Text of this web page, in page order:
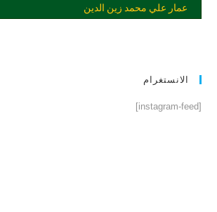
الانستغرام
[instagram-feed]